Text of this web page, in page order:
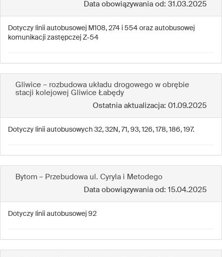
Data obowiązywania od: 31.03.2025
Dotyczy linii autobusowej M108, 274 i 554 oraz autobusowej
komunikacji zastępczej Z-54
Gliwice – rozbudowa układu drogowego w obrębie
stacji kolejowej Gliwice Łabędy
Ostatnia aktualizacja: 01.09.2025
Dotyczy linii autobusowych 32, 32N, 71, 93, 126, 178, 186, 197.
Bytom – Przebudowa ul. Cyryla i Metodego
Data obowiązywania od: 15.04.2025
Dotyczy linii autobusowej 92